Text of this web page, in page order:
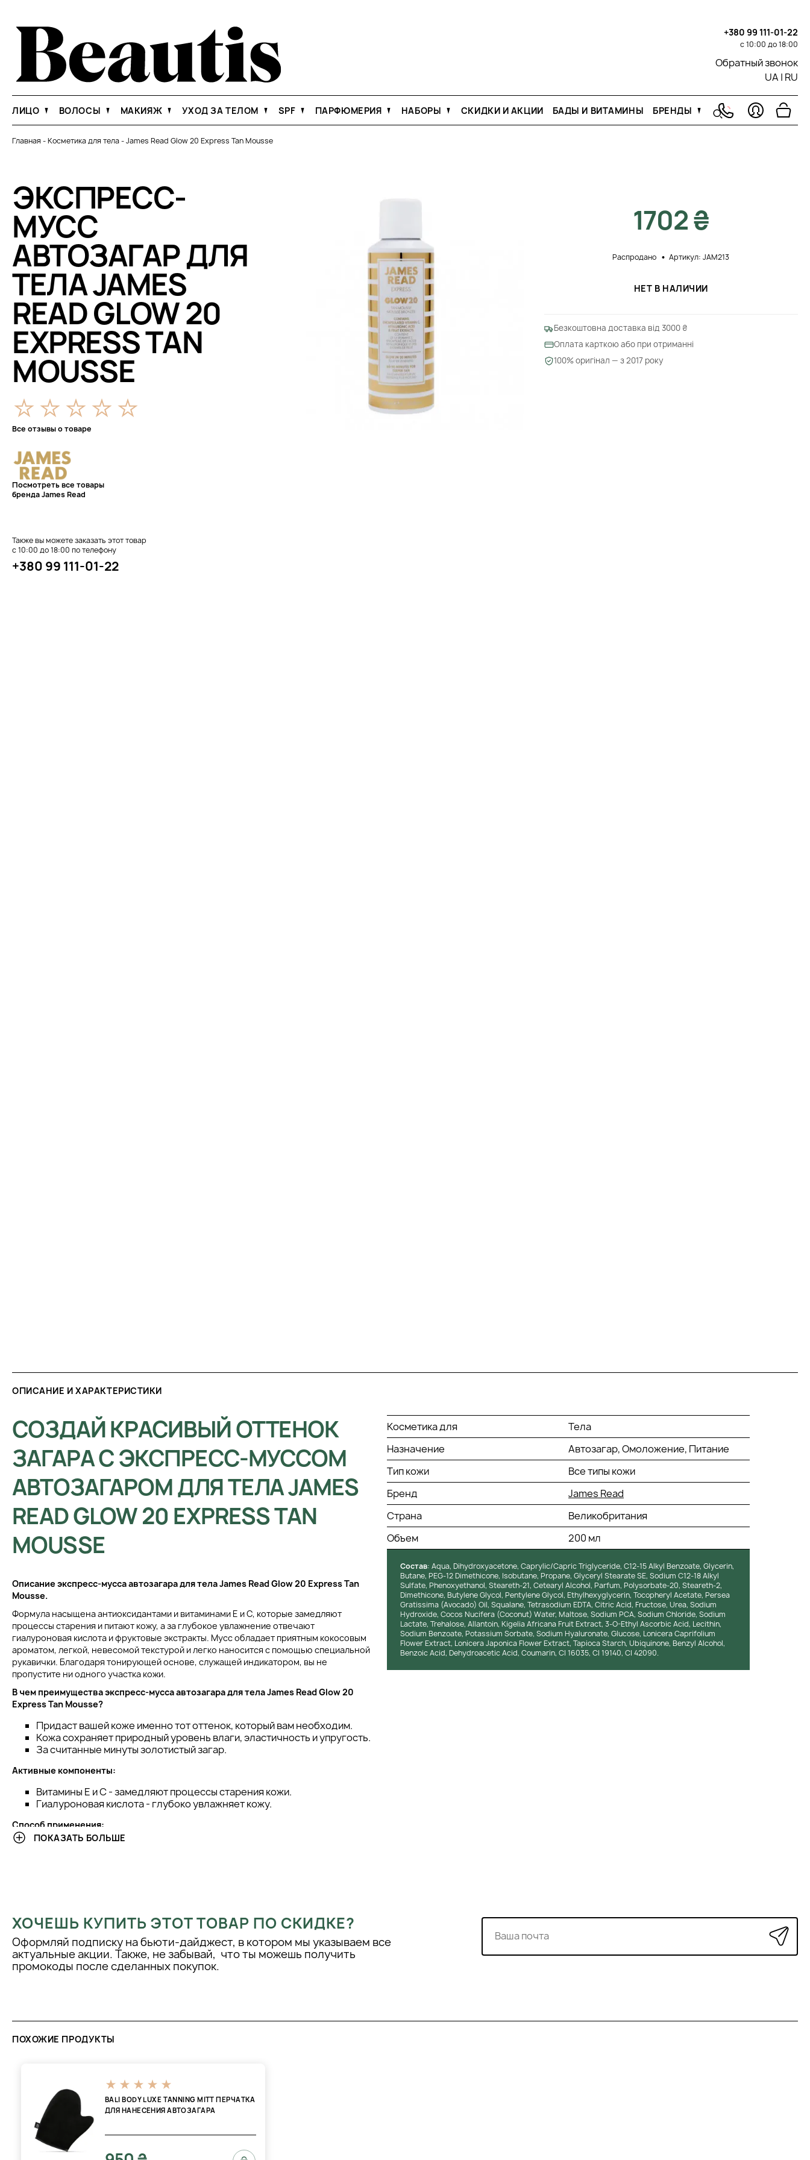
+380 99 111-01-22
с 10:00 до 18:00
Обратный звонок
UA | RU
ЛИЦО ВОЛОСЫ МАКИЯЖ УХОД ЗА ТЕЛОМ SPF ПАРФЮМЕРИЯ НАБОРЫ СКИДКИ И АКЦИИ БАДЫ И ВИТАМИНЫ БРЕНДЫ
Главная -Косметика для тела-James Read Glow 20 Express Tan Mousse
ЭКСПРЕСС-
МУСС
АВТОЗАГАР ДЛЯ
ТЕЛА JAMES
READ GLOW 20
EXPRESS TAN
MOUSSE
Все отзывы о товаре
Посмотреть все товары
бренда James Read
Также вы можете заказать этот товар
с 10:00 до 18:00 по телефону
+380 99 111-01-22
1702 ₴
Распродано Артикул: JAM213
НЕТ В НАЛИЧИИ
Безкоштовна доставка від 3000 ₴
Оплата карткою або при отриманні
100% оригінал — з 2017 року
ОПИСАНИЕ И ХАРАКТЕРИСТИКИ
СОЗДАЙ КРАСИВЫЙ ОТТЕНОК
ЗАГАРА С ЭКСПРЕСС-МУССОМ
АВТОЗАГАРОМ ДЛЯ ТЕЛА JAMES
READ GLOW 20 EXPRESS TAN
MOUSSE
Описаниеэкспресс-мусса автозагара для телаJames Read Glow 20 Express Tan
Mousse.
Формула насыщена антиоксидантами и витаминами Е и С, которые замедляют
процессы старения и питают кожу, а за глубокое увлажнение отвечают
гиалуроновая кислота и фруктовые экстракты. Мусс обладает приятным кокосовым
ароматом, легкой, невесомой текстурой и легко наносится с помощью специальной
рукавички. Благодаря тонирующей основе, служащей индикатором, вы не
пропустите ни одного участка кожи.
В чем преимуществаэкспресс-мусса автозагара для телаJames Read Glow 20
Express Tan Mousse?
Придаст вашей коже именно тот оттенок, который вам необходим.
Кожа сохраняет природный уровень влаги, эластичность и упругость.
За считанные минуты золотистый загар.
Активные компоненты:
Витамины Е и С - замедляют процессы старения кожи.
Гиалуроновая кислота - глубоко увлажняет кожу.
Способ применения:
Мусс легко наносится с помощью специальной рукавички.
ПОКАЗАТЬ БОЛЬШЕ
Косметика для
Тела
Назначение
Автозагар, Омоложение, Питание
Тип кожи
Все типы кожи
Бренд
James Read
Страна
Великобритания
Объем
200 мл
Состав: Aqua, Dihydroxyacetone, Caprylic/Capric Triglyceride, C12-15 Alkyl Benzoate, Glycerin,
Butane, PEG-12 Dimethicone, Isobutane, Propane, Glyceryl Stearate SE, Sodium C12-18 Alkyl
Sulfate, Phenoxyethanol, Steareth-21, Cetearyl Alcohol, Parfum, Polysorbate-20, Steareth-2,
Dimethicone, Butylene Glycol, Pentylene Glycol, Ethylhexyglycerin, Tocopheryl Acetate, Persea
Gratissima (Avocado) Oil, Squalane, Tetrasodium EDTA, Citric Acid, Fructose, Urea, Sodium
Hydroxide, Cocos Nucifera (Coconut) Water, Maltose, Sodium PCA, Sodium Chloride, Sodium
Lactate, Trehalose, Allantoin, Kigelia Africana Fruit Extract, 3-O-Ethyl Ascorbic Acid, Lecithin,
Sodium Benzoate, Potassium Sorbate, Sodium Hyaluronate, Glucose, Lonicera Caprifolium
Flower Extract, Lonicera Japonica Flower Extract, Tapioca Starch, Ubiquinone, Benzyl Alcohol,
Benzoic Acid, Dehydroacetic Acid, Coumarin, CI 16035, CI 19140, CI 42090.
ХОЧЕШЬ КУПИТЬ ЭТОТ ТОВАР ПО СКИДКЕ?
Оформляй подписку на бьюти-дайджест, в котором мы указываем все
актуальные акции. Также, не забывай, что ты можешь получить
промокоды после сделанных покупок.
ПОХОЖИЕ ПРОДУКТЫ
BALI BODY LUXE TANNING MITT ПЕРЧАТКА
ДЛЯ НАНЕСЕНИЯ АВТОЗАГАРА